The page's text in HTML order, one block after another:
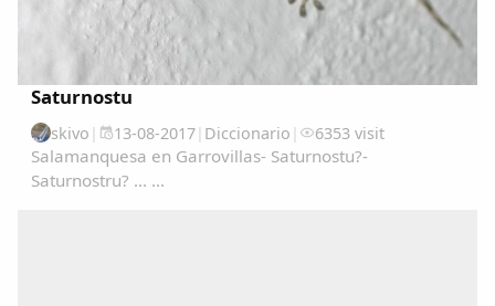
Modo oscuro
Saturnostu
skivo | 13-08-2017| Diccionario | 6353 visit
Salamanquesa en Garrovillas- Saturnostu?-
Saturnostru? ... ...